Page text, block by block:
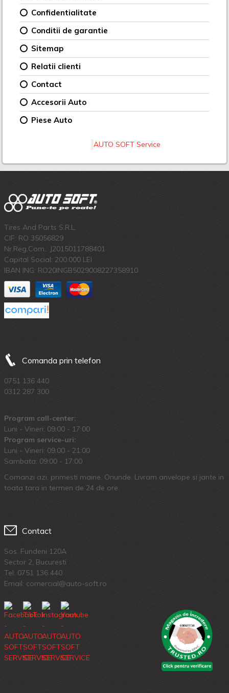
Confidentialitate
Conditii de garantie
Sitemap
Relatii clienti
Contact
Accesorii Auto
Piese Auto
AUTO SOFT Service
Tires And Parts S.R.L.
CIF: RO 35056829
Nr.Reg.Com.: J2015011788401
Capital Social: 200.000 LEI
IBAN ING: RO20INGB5029008227358910
Comanda prin telefon
0751 136 440
0312 287 300
Program call-center:
Luni - Vineri: 09:00 - 17:00
Program service-uri:
Luni - Vineri: 09.00 - 21:00
Sambata: 09:00 - 17:00
Comanzi azi, primesti maine. Oriunde. Livram anvelope si jante in
toata tara in termen de 24 de ore.
Contact
Sos. Fundeni 120A
Sector 2, Bucuresti
Tel: 0751 136 440
Email: comercial@auto-soft.ro